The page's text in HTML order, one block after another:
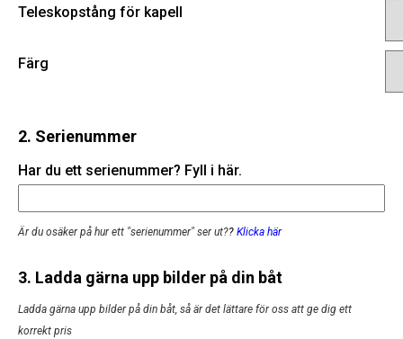
Teleskopstång för kapell
Färg
2. Serienummer
Har du ett serienummer? Fyll i här.
Är du osäker på hur ett "serienummer" ser ut?? Klicka här
3. Ladda gärna upp bilder på din båt
Ladda gärna upp bilder på din båt, så är det lättare för oss att ge dig ett
korrekt pris